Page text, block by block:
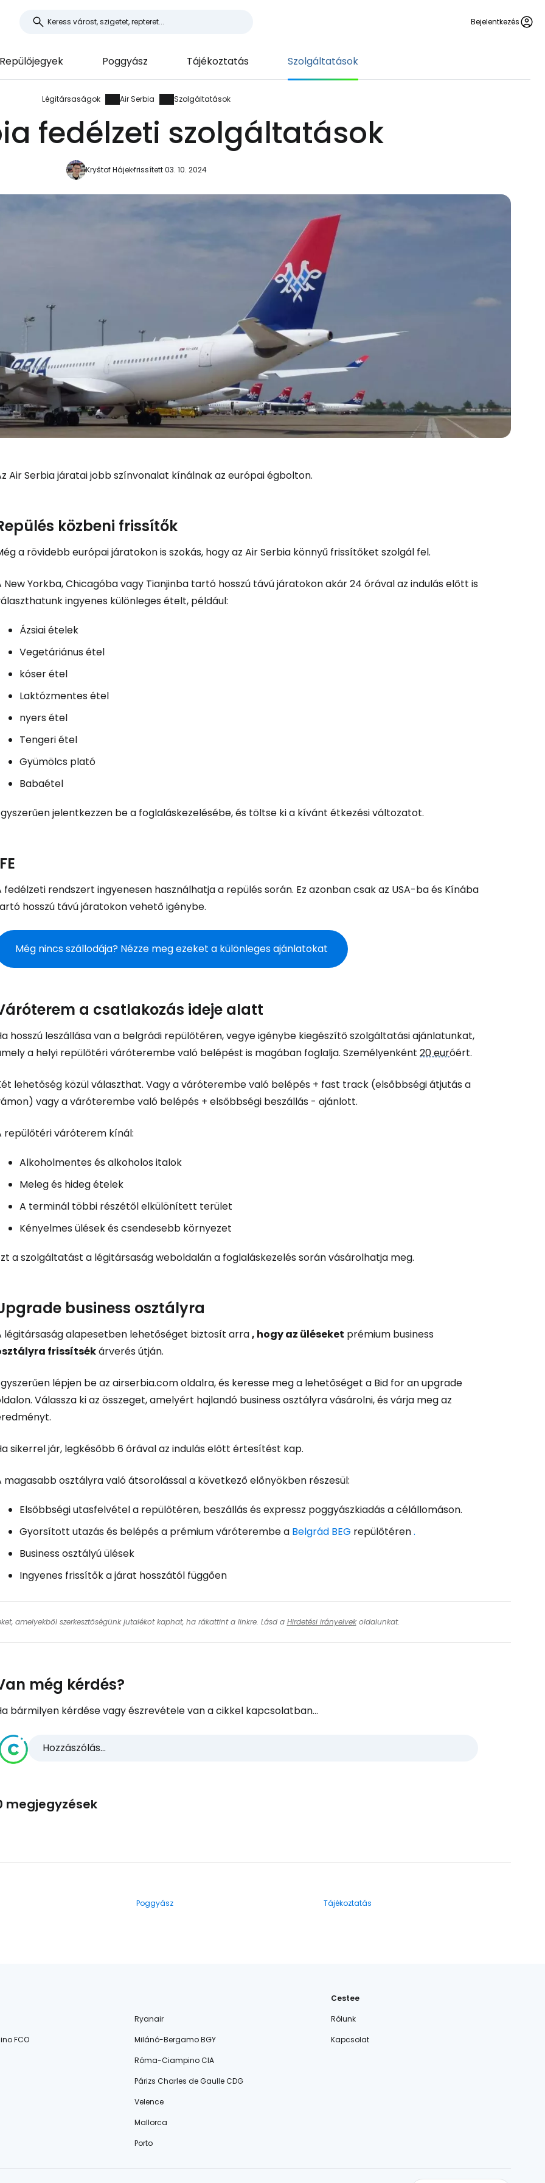
Bejelentkezés
Poggyász Tájékoztatás Szolgáltatások
Légitársaságok Air Serbia Szolgáltatások
fedélzeti szolgáltatások
Kryštof Hájekfrissített 03. 10. 2024
Air Serbia járatai jobb színvonalat kínálnak az európai égbolton.
közbeni frissítők
a rövidebb európai járatokon is szokás, hogy az Air Serbia könnyű frissítőket szolgál fel.
New Yorkba, Chicagóba vagy Tianjinba tartó hosszú távú járatokon akár 24 órával az indulás előtt is
ingyenes különleges ételt, például:
Ázsiai ételek
Vegetáriánus étel
kóser étel
Laktózmentes étel
nyers étel
Tengeri étel
Gyümölcs plató
Babaétel
jelentkezzen be a foglaláskezelésébe, és töltse ki a kívánt étkezési változatot.
fedélzeti rendszert ingyenesen használhatja a repülés során. Ez azonban csak az USA-ba és Kínába
hosszú távú járatokon vehető igénybe.
Még nincs szállodája? Nézze meg ezeket a különleges ajánlatokat
a csatlakozás ideje alatt
hosszú leszállása van a belgrádi repülőtéren, vegye igénybe kiegészítő szolgáltatási ajánlatunkat,
a helyi repülőtéri váróterembe való belépést is magában foglalja. Személyenként 20 euróért.
lehetőség közül választhat. Vagy a váróterembe való belépés + fast track (elsőbbségi átjutás a
vagy a váróterembe való belépés + elsőbbségi beszállás - ajánlott.
repülőtéri váróterem kínál:
Alkoholmentes és alkoholos italok
Meleg és hideg ételek
A terminál többi részétől elkülönített terület
Kényelmes ülések és csendesebb környezet
a szolgáltatást a légitársaság weboldalán a foglaláskezelés során vásárolhatja meg.
business osztályra
légitársaság alapesetben lehetőséget biztosít arra, hogy az üléseket prémium business
frissítsékárverés útján.
lépjen be az airserbia.com oldalra, és keresse meg a lehetőséget a Bid for an upgrade
Válassza ki az összeget, amelyért hajlandó business osztályra vásárolni, és várja meg az
sikerrel jár, legkésőbb 6 órával az indulás előtt értesítést kap.
magasabb osztályra való átsorolással a következő előnyökben részesül:
Elsőbbségi utasfelvétel a repülőtéren, beszállás és expressz poggyászkiadás a célállomáson.
Gyorsított utazás és belépés a prémium váróterembe a Belgrád BEG repülőtéren.
Business osztályú ülések
Ingyenes frissítők a járat hosszától függően
amelyekből szerkesztőségünk jutalékot kaphat, ha rákattint a linkre. Lásd a Hirdetési irányelvekoldalunkat.
még kérdés?
bármilyen kérdése vagy észrevétele van a cikkel kapcsolatban...
Hozzászólás...
megjegyzések
Poggyász Tájékoztatás
Ryanair
FCO
Milánó-Bergamo BGY
Róma-Ciampino CIA
Párizs Charles de Gaulle CDG
Velence
Mallorca
Porto
Cestee
Rólunk
Kapcsolat
cestee.com
Bejelentkezés a Cestee-be
Folytatás a Google-lal
Folytatás a Facebookkal